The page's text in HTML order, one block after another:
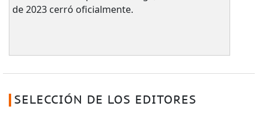
de 2023 cerró oficialmente.
SELECCIÓN DE LOS EDITORES